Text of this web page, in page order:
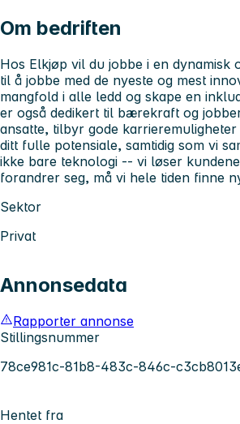
Om bedriften
Hos Elkjøp vil du jobbe i en dynamisk
til å jobbe med de nyeste og mest
mangfold i alle ledd og skape en
er også dedikert til bærekraft og
ansatte, tilbyr gode
ditt fulle potensiale, samtidig som vi
ikke bare teknologi -- vi løser
forandrer seg, må vi hele tiden finne
Sektor
Privat
Annonsedata
Rapporter annonse
Stillingsnummer
78ce981c-81b8-483c-846c-
Hentet fra